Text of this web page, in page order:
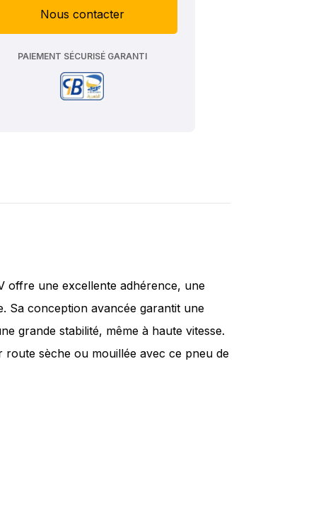
Nous contacter
PAIEMENT SÉCURISÉ GARANTI
offre une excellente adhérence, une
Sa conception avancée garantit une
grande stabilité, même à haute vitesse.
sèche ou mouillée avec ce pneu de